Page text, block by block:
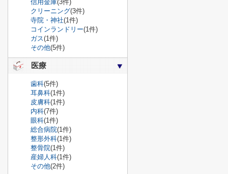
信用金庫(3件)
クリーニング(3件)
寺院・神社(1件)
コインランドリー(1件)
ガス(1件)
その他(5件)
医療
歯科(5件)
耳鼻科(1件)
皮膚科(1件)
内科(7件)
眼科(1件)
総合病院(1件)
整形外科(1件)
整骨院(1件)
産婦人科(1件)
その他(2件)